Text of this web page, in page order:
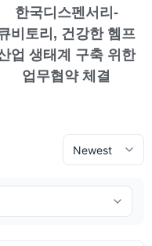
한국디스펜서리-
비토리, 건강한 헴프
업 생태계 구축 위한
업무협약 체결